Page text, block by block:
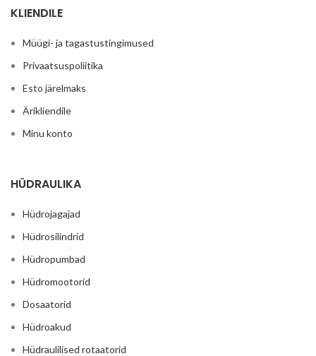
KLIENDILE
Müügi- ja tagastustingimused
Privaatsuspoliitika
Esto järelmaks
Ärikliendile
Minu konto
HÜDRAULIKA
Hüdrojagajad
Hüdrosilindrid
Hüdropumbad
Hüdromootorid
Dosaatorid
Hüdroakud
Hüdraulilised rotaatorid